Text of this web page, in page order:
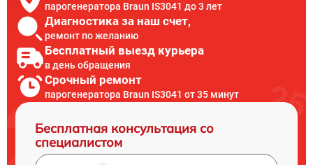
парогенератора Braun IS3041 до 3 лет
Диагностика за наш счет,
ремонт по желанию
Бесплатный выезд курьера
в день обращения
Срочный ремонт
парогенератора Braun IS3041 от 35 минут
Бесплатная консультация со
специалистом